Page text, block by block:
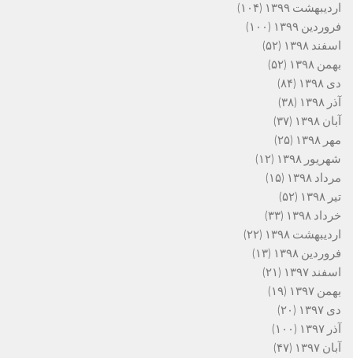
اردیبهشت ۱۳۹۹
(۱۰۴)
فروردین ۱۳۹۹
(۱۰۰)
اسفند ۱۳۹۸
(۵۲)
بهمن ۱۳۹۸
(۵۲)
دی ۱۳۹۸
(۸۴)
آذر ۱۳۹۸
(۳۸)
آبان ۱۳۹۸
(۳۷)
مهر ۱۳۹۸
(۲۵)
شهریور ۱۳۹۸
(۱۲)
مرداد ۱۳۹۸
(۱۵)
تیر ۱۳۹۸
(۵۲)
خرداد ۱۳۹۸
(۳۳)
اردیبهشت ۱۳۹۸
(۲۲)
فروردین ۱۳۹۸
(۱۳)
اسفند ۱۳۹۷
(۲۱)
بهمن ۱۳۹۷
(۱۹)
دی ۱۳۹۷
(۲۰)
آذر ۱۳۹۷
(۱۰۰)
آبان ۱۳۹۷
(۴۷)